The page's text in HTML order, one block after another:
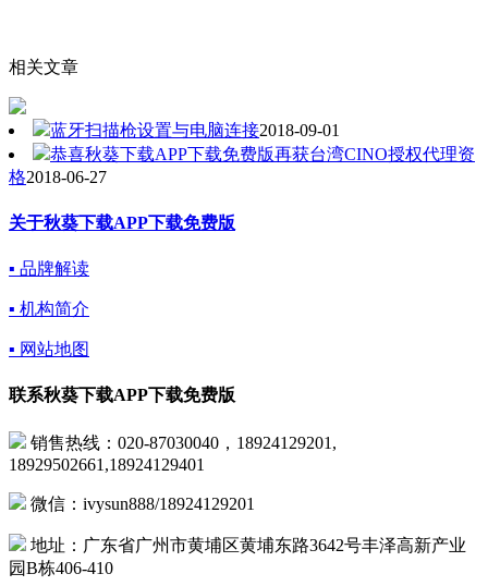
相关文章
蓝牙扫描枪设置与电脑连接2018-09-01
恭喜秋葵下载APP下载免费版再获台湾CINO授权代理资
格2018-06-27
关于秋葵下载APP下载免费版
▪ 品牌解读
▪ 机构简介
▪ 网站地图
联系秋葵下载APP下载免费版
销售热线：020-87030040，18924129201,
18929502661,18924129401
微信：ivysun888/18924129201
地址：广东省广州市黄埔区黄埔东路3642号丰泽高新产业
园B栋406-410